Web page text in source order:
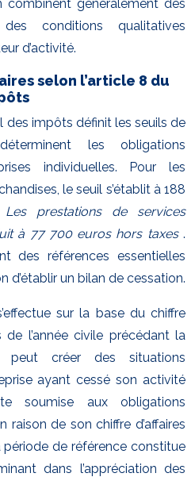
combinent généralement des
conditions qualitatives
d’activité.
selon l’article 8 du
des impôts définit les seuils de
les obligations
individuelles. Pour les
le seuil s’établit à 188
Les prestations de services
à 77 700 euros hors taxes .
des références essentielles
d’établir un bilan de cessation.
sur la base du chiffre
de l’année civile précédant la
peut créer des situations
ayant cessé son activité
soumise aux obligations
de son chiffre d’affaires
période de référence constitue
dans l’appréciation des